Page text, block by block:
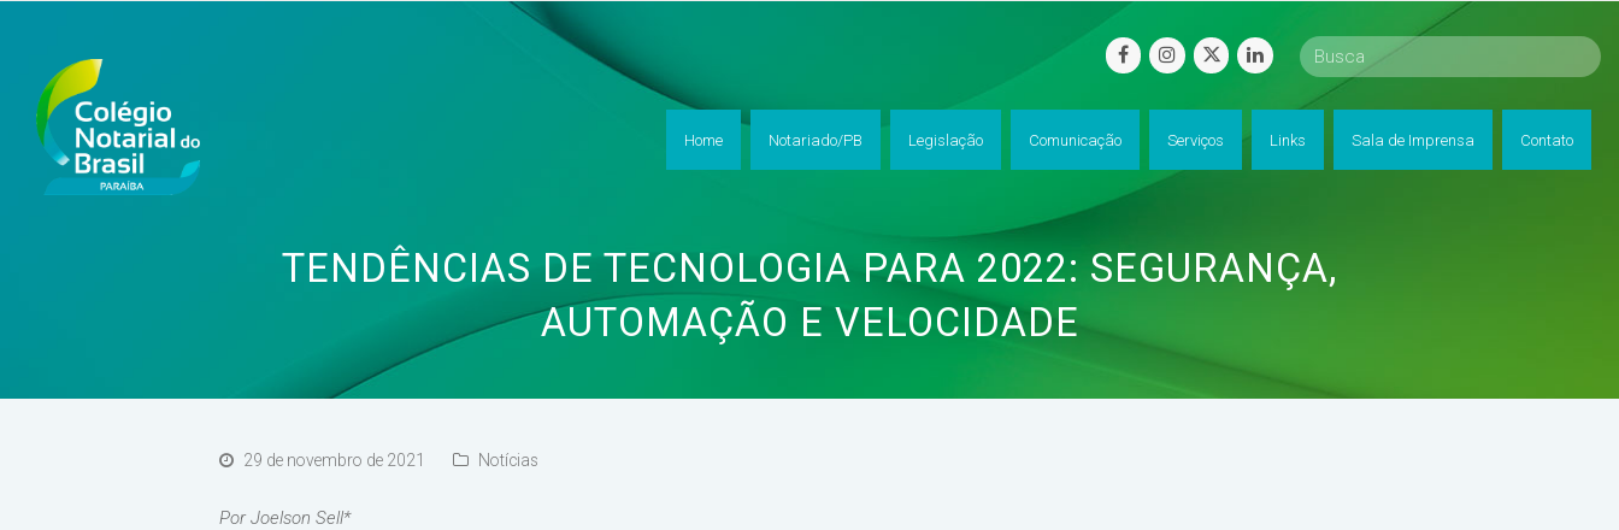
facebookinstagram
twitterlinkedin
Home Notariado/PB Legislação Comunicação Serviços Links Sala de Imprensa Contato
TENDÊNCIAS DE TECNOLOGIA PARA 2022: SEGURANÇA,
AUTOMAÇÃO E VELOCIDADE
29 de novembro de 2021 Notícias
Por Joelson Sell*